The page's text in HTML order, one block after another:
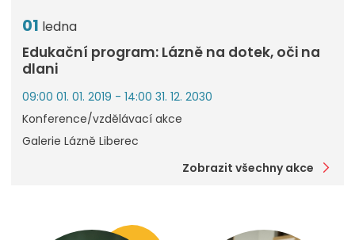
01 ledna
Edukační program: Lázně na dotek, oči na
dlani
09:00 01. 01. 2019 - 14:00 31. 12. 2030
Konference/vzdělávací akce
Galerie Lázně Liberec
Zobrazit všechny akce